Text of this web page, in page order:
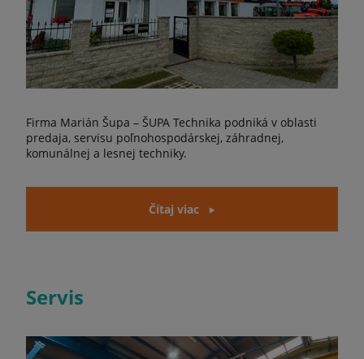
Firma Marián Šupa – ŠUPA Technika podniká v oblasti
predaja, servisu poľnohospodárskej, záhradnej,
komunálnej a lesnej techniky.
Čítaj viac
Servis